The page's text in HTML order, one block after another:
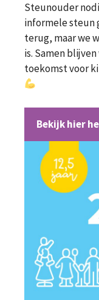
Steunouder
informele steun
terug, maar we
is. Samen
toekomst voor
Bekijk hier